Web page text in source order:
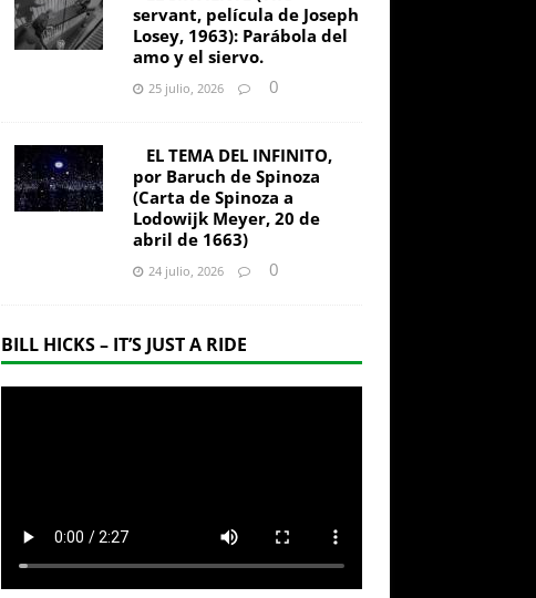
servant, película de Joseph
Losey, 1963): Parábola del
amo y el siervo.
25 julio, 2026 0
EL TEMA DEL INFINITO,
por Baruch de Spinoza
(Carta de Spinoza a
Lodowijk Meyer, 20 de
abril de 1663)
24 julio, 2026 0
BILL HICKS – IT’S JUST A RIDE